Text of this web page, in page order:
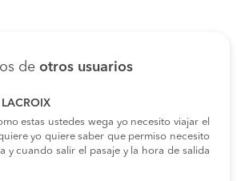
de otros usuarios
estas ustedes wega yo necesito viajar el
yo quiere saber que permiso necesito
y cuando salir el pasaje y la hora de salida